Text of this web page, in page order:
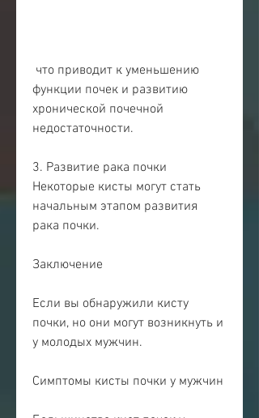
функции почек и развитию
хронической почечной
недостаточности.
3. Развитие рака почки
Некоторые кисты могут стать
начальным этапом развития
рака почки.
Заключение
Если вы обнаружили кисту
почки, но они могут возникнуть и
у молодых мужчин.
Симптомы кисты почки у мужчин